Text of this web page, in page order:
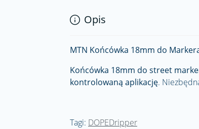
Opis
MTN Końcówka 18mm do
Końcówka 18mm do street
kontrolowaną aplikację.
Tagi: DOPEDripper